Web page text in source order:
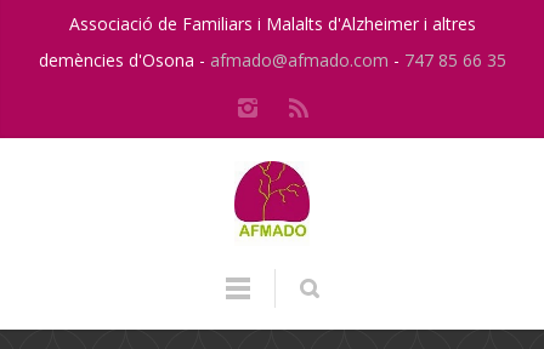
Associació de Familiars i Malalts d'Alzheimer i altres
demències d'Osona - afmado@afmado.com - 747 85 66 35